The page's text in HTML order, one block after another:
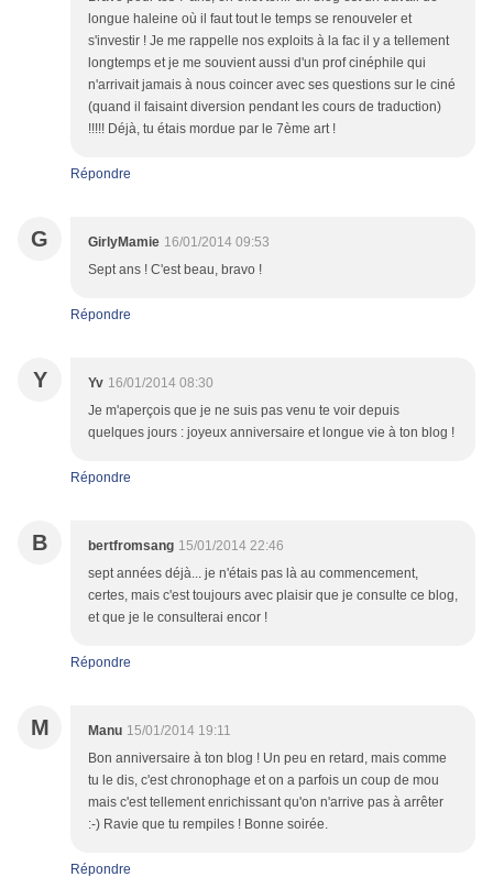
longue haleine où il faut tout le temps se renouveler et
s'investir ! Je me rappelle nos exploits à la fac il y a tellement
longtemps et je me souvient aussi d'un prof cinéphile qui
n'arrivait jamais à nous coincer avec ses questions sur le ciné
(quand il faisaint diversion pendant les cours de traduction)
!!!!! Déjà, tu étais mordue par le 7ème art !
Répondre
G GirlyMamie 16/01/2014 09:53
Sept ans ! C'est beau, bravo !
Répondre
Y Yv 16/01/2014 08:30
Je m'aperçois que je ne suis pas venu te voir depuis
quelques jours : joyeux anniversaire et longue vie à ton blog !
Répondre
B bertfromsang 15/01/2014 22:46
sept années déjà... je n'étais pas là au commencement,
certes, mais c'est toujours avec plaisir que je consulte ce blog,
et que je le consulterai encor !
Répondre
M Manu 15/01/2014 19:11
Bon anniversaire à ton blog ! Un peu en retard, mais comme
tu le dis, c'est chronophage et on a parfois un coup de mou
mais c'est tellement enrichissant qu'on n'arrive pas à arrêter
:-) Ravie que tu rempiles ! Bonne soirée.
Répondre